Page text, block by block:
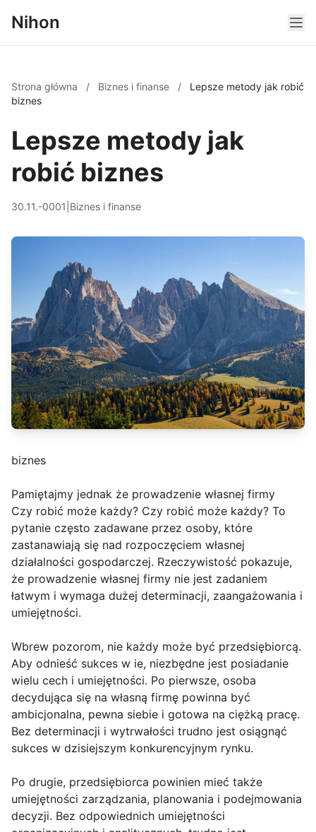
Nihon
Strona główna / Biznes i finanse /
Lepsze metody jak robić
biznes
Lepsze metody jak
robić biznes
30.11.-0001 Biznes i finanse
biznes
Pamiętajmy jednak że prowadzenie własnej firmy
Czy robić może każdy? Czy robić może każdy? To
pytanie często zadawane przez osoby, które
zastanawiają się nad rozpoczęciem własnej
działalności gospodarczej. Rzeczywistość pokazuje,
że prowadzenie własnej firmy nie jest zadaniem
łatwym i wymaga dużej determinacji, zaangażowania i
umiejętności.
Wbrew pozorom, nie każdy może być przedsiębiorcą.
Aby odnieść sukces w ie, niezbędne jest posiadanie
wielu cech i umiejętności. Po pierwsze, osoba
decydująca się na własną firmę powinna być
ambicjonalna, pewna siebie i gotowa na ciężką pracę.
Bez determinacji i wytrwałości trudno jest osiągnąć
sukces w dzisiejszym konkurencyjnym rynku.
Po drugie, przedsiębiorca powinien mieć także
umiejętności zarządzania, planowania i podejmowania
decyzji. Bez odpowiednich umiejętności